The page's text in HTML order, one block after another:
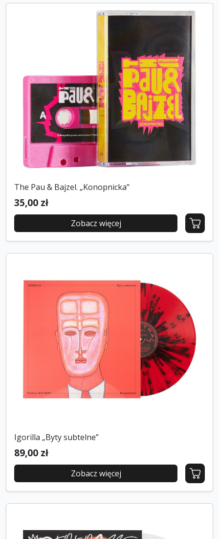
The Pau & Bajzel. „Konopnicka"
35,00 zł
Zobacz więcej
Igorilla „Byty subtelne”
89,00 zł
Zobacz więcej